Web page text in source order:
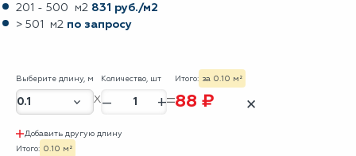
201 - 500 м2 831 руб./м2
> 501 м2 по запросу
Выберите длину, м Количество, шт
– +
Итого: за 0.10 м²
88 ₽ ✕
Добавить другую длину
Итого: 0.10 м²